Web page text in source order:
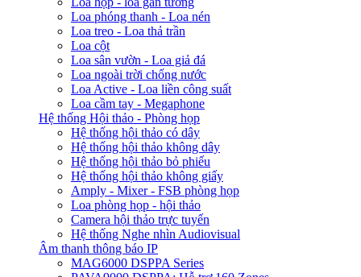
Loa phóng thanh - Loa nén
Loa treo - Loa thả trần
Loa cột
Loa sân vườn - Loa giả đá
Loa ngoài trời chống nước
Loa Active - Loa liền công suất
Loa cầm tay - Megaphone
Hệ thống Hội thảo - Phòng họp
Hệ thống hội thảo có dây
Hệ thống hội thảo không dây
Hệ thống hội thảo bỏ phiếu
Hệ thống hội thảo không giấy
Amply - Mixer - FSB phòng họp
Loa phòng họp - hội thảo
Camera hội thảo trực tuyến
Hệ thống Nghe nhìn Audiovisual
Âm thanh thông báo IP
MAG6000 DSPPA Series